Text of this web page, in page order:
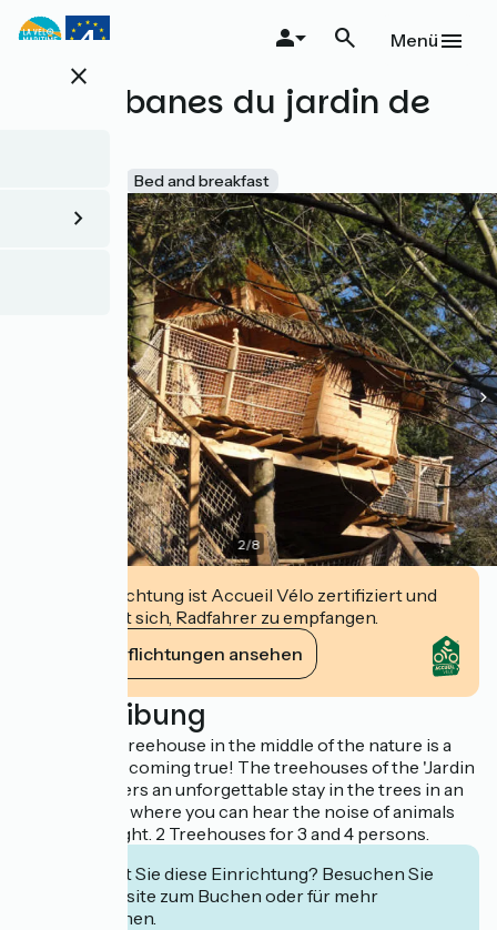
Direkt
zum
close
Menü
Les Cabanes du jardin de
Bed and breakfast
2/8
Diese Einrichtung ist Accueil Vélo zertifiziert und
verpflichtet sich, Radfahrer zu empfangen.
Ihre Verpflichtungen ansehen
Beschreibung
To sleep in a treehouse in the middle of the nature is a
child's dream coming true! The treehouses of the 'Jardin
de Pierre' offers an unforgettable stay in the trees in an
amazing park where you can hear the noise of animals
during the night. 2 Treehouses for 3 and 4 persons.
Interessiert Sie diese Einrichtung? Besuchen Sie
deren Website zum Buchen oder für mehr
Informationen.